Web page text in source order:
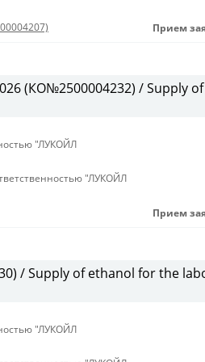
Прием
(КО№2500004232) / Supply
"ЛУКОЙЛ
"ЛУКОЙЛ
Прием
/ Supply of ethanol for the
"ЛУКОЙЛ